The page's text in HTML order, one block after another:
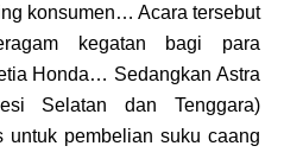
konsumen… Acara tersebut
kegatan bagi para
Honda… Sedangkan Astra
Selatan dan Tenggara)
untuk pembelian suku caang